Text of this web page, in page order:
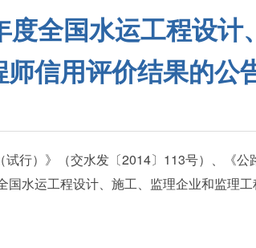
全国水运工程设
师信用评价结果的公
）》（交水发〔2014〕113号）、《公
国水运工程设计、施工、监理企业和监理